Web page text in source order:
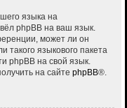
языка на
phpBB на ваш язык.
может ли он
такого языкового пакета
phpBB на свой язык.
на сайте phpBB®.